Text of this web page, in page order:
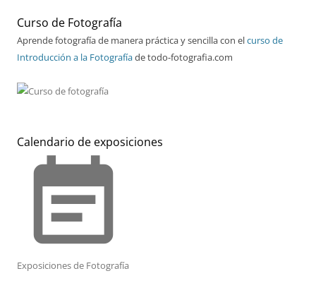
Curso de Fotografía
Aprende fotografía de manera práctica y sencilla con elcurso de
Introducción a la Fotografíade todo-fotografia.com
Calendario de exposiciones
event_note
Exposiciones de Fotografía